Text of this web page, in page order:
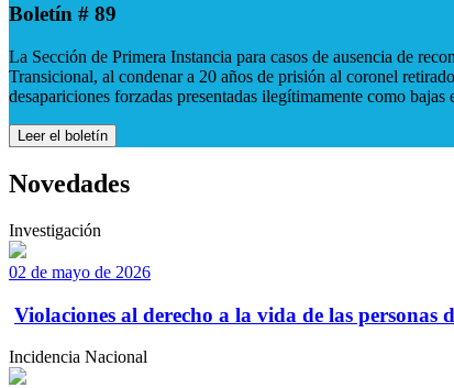
Boletín # 89
La Sección de Primera Instancia para casos de ausencia de
Transicional, al condenar a 20 años de prisión al coronel
desapariciones forzadas presentadas ilegítimamente como bajas
Leer el boletín
Novedades
Investigación
02 de mayo de 2026
Violaciones al derecho a la vida de las personas
Incidencia Nacional